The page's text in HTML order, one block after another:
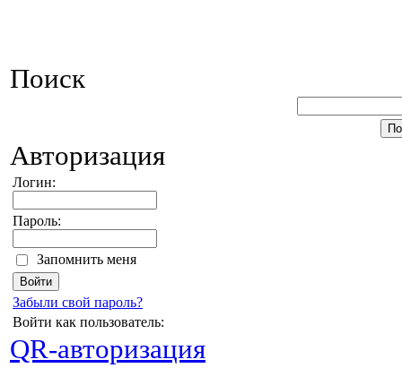
Поиск
Авторизация
Логин:
Пароль:
Запомнить меня
Забыли свой пароль?
Войти как пользователь:
QR-авторизация